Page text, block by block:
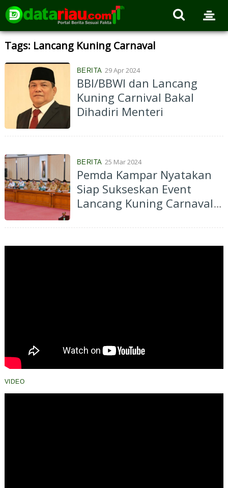
Tags: Lancang Kuning Carnaval
BERITA 29 Apr 2024
BBI/BBWI dan Lancang
Kuning Carnival Bakal
Dihadiri Menteri
BERITA 25 Mar 2024
Pemda Kampar Nyatakan
Siap Sukseskan Event
Lancang Kuning Carnaval
VIDEO